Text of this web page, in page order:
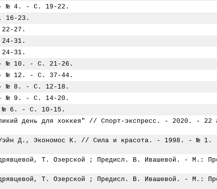
- № 4. - С. 19-22.
16-23.
27.
31.
31.
- № 10. - С. 21-26.
- № 12. - С. 37-44.
- № 8. - С. 12-18.
- № 9. - С. 14-20.
№ 6. - С. 10-15.
день для хоккея" // Спорт-экспресс. - 2020. - 22
Уэйн Д., Экономос К. // Сила и красота. - 1998. - №
Т. Озерской ; Предисл. В. Ивашевой. - М.:
Т. Озерской ; Предисл. В. Ивашевой. - М.: